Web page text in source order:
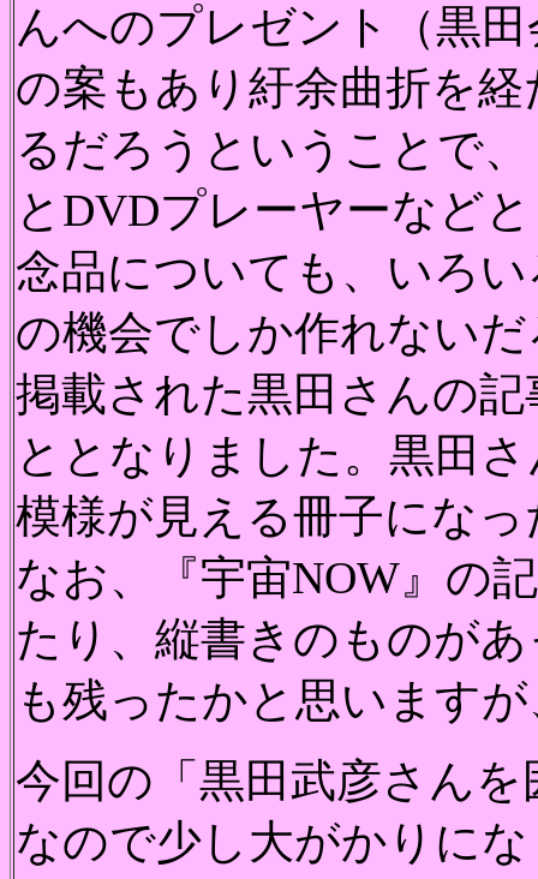
んへのプレゼント（黒
の案もあり紆余曲折を
るだろうということで
とDVDプレーヤーなど
念品についても、いろ
の機会でしか作れない
掲載された黒田さんの
ととなりました。黒田
模様が見える冊子にな
なお、『宇宙NOW』の
たり、縦書きのものが
も残ったかと思います
今回の「黒田武彦さん
なので少し大がかりに